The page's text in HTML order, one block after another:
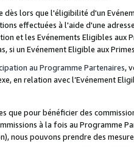
dès lors que l'éligibilité d'un
effectuées à l'aide d'une
et les Evénements Eligibles aux
si un Evénement Eligible aux
au Programme Partenaires,
en relation avec l’Evénement
que pour bénéficier des
à la fois au Programme
nous pouvons prendre des